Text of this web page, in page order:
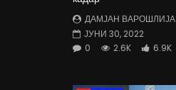
ДАМЈАН ВАРОШЛИЈА
ЈУНИ 30, 2022
0
2.6K 6.9K